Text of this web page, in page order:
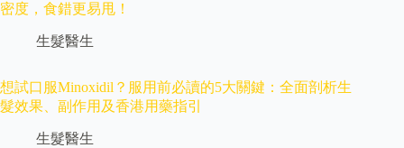
密度，食錯更易甩！
生髮醫生
想試口服Minoxidil？服用前必讀的5大關鍵：全面剖析生
髮效果、副作用及香港用藥指引
生髮醫生